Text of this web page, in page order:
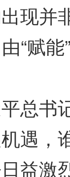
现并
“赋
书记
遇，
益激